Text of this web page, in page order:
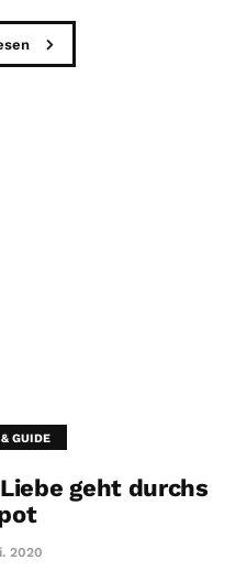
GUIDE
geht durchs
2020